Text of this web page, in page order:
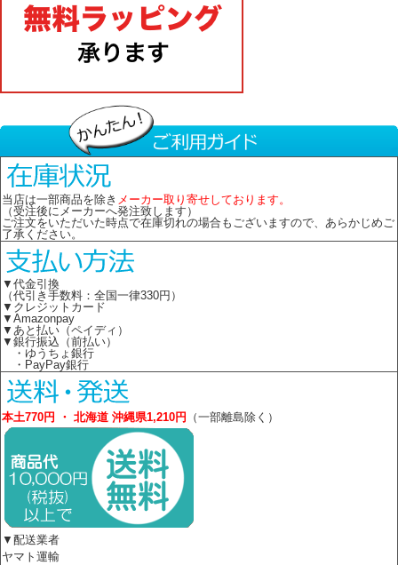
当店は一部商品を除き メーカー取り寄せしております。
（受注後にメーカーへ発注致します）
ご注文をいただいた時点で在庫切れの場合もございますので、あらかじめご
了承ください。
▼代金引換
（代引き手数料：全国一律330円）
▼クレジットカード
▼Amazonpay
▼あと払い（ペイディ）
▼銀行振込（前払い）
・ゆうちょ銀行
・PayPay銀行
本土770円 ・ 北海道 沖縄県1,210円 （一部離島除く）
▼配送業者
ヤマト運輸